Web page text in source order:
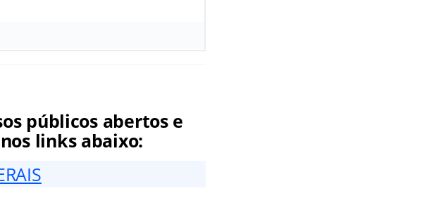
públicos abertos e
links abaixo: